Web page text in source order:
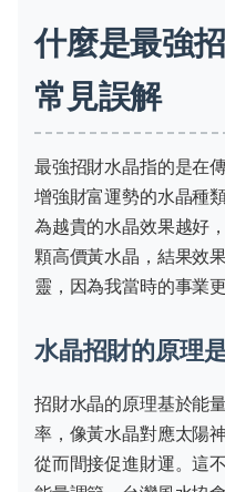
什麼是最強
常見誤解
最強招財水晶指的是在
增強財富運勢的水晶種
為越貴的水晶效果越好
顆高價黃水晶，結果效
靈，因為我當時的事業
水晶招財的原理
招財水晶的原理基於能
率，像黃水晶對應太陽
從而間接促進財運。這